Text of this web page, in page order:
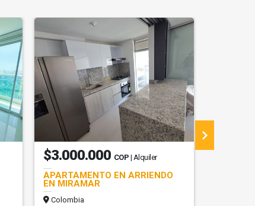
$3.000.000 COP | Alquiler
APARTAMENTO EN ARRIENDO
EN MIRAMAR
Colombia